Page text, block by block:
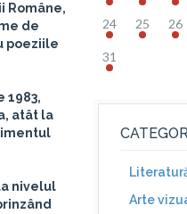
Române,
de
poeziile
1983,
atât la
nivelul
24 25 26
31
Arte